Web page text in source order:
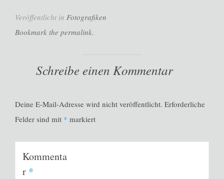
Veröffentlicht in Fotografiken
Bookmark the permalink.
Schreibe einen Kommentar
Deine E-Mail-Adresse wird nicht veröffentlicht. Erforderliche
Felder sind mit * markiert
Kommenta
r *